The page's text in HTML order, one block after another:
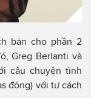
bản cho phần 2
Greg Berlanti và
câu chuyện tình
đóng) với tư cách